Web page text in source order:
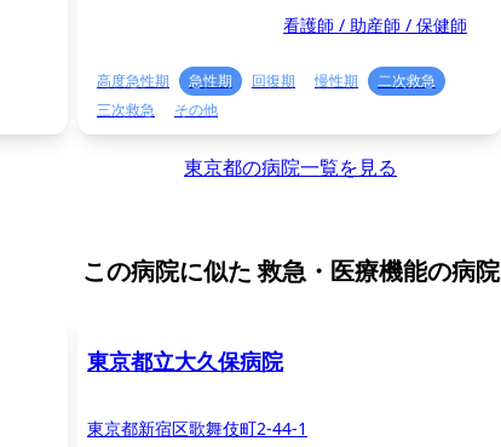
看護師 / 助産師 / 保健師
高度急性期 急性期 回復期 慢性期
二次救急
三次救急
その他
東京都の病院一覧を見る
この病院に似た 救急・医療機能の病院
東京都立大久保病院
東京都新宿区歌舞伎町2-44-1